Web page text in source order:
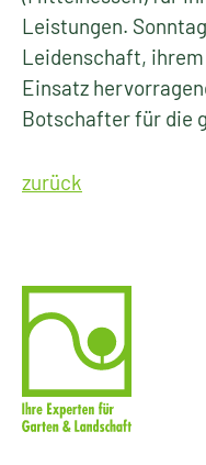
Leistungen.
Leidenschaft,
Einsatz
Botschafter für die
zurück